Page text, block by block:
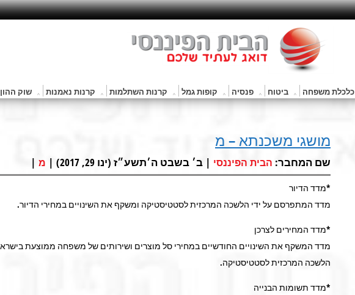
כלכלת משפחה ביטוח פנסיה קופות גמל קרנות השתלמות קרנות נאמנות שוק ההון
מושגי משכנתא – מ
שם המחבר: הבית הפיננסי | ב׳ בשבט ה׳תשע״ז (ינו 29, 2017) | מ |
*מדד הדיור
מדד המתפרסם על ידי הלשכה המרכזית לסטטיסטיקה ומשקף את השינויים במחירי הדיור.
*מדד המחירים לצרכן
הלשכה המרכזית לסטטיסטיקה.
*מדד תשומות הבנייה